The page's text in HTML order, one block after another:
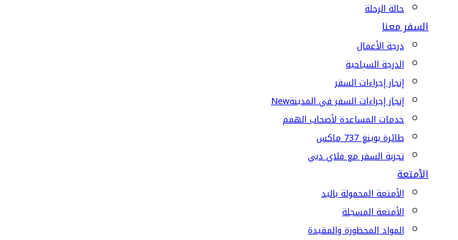
حالة الرحلة
السفر معنا
درجة الأعمال
الدرجة السياحية
إنجاز إجراءات السفر
إنجاز إجراءات السفر في المدينةNew
خدمات المساعدة لأصحاب الهمم
طائرة بوينغ 737 ماكس
تجربة السفر مع فلاي دبي
الأمتعة
الأمتعة المحمولة باليد
الأمتعة المسجلة
المواد المحظورة والمقيدة